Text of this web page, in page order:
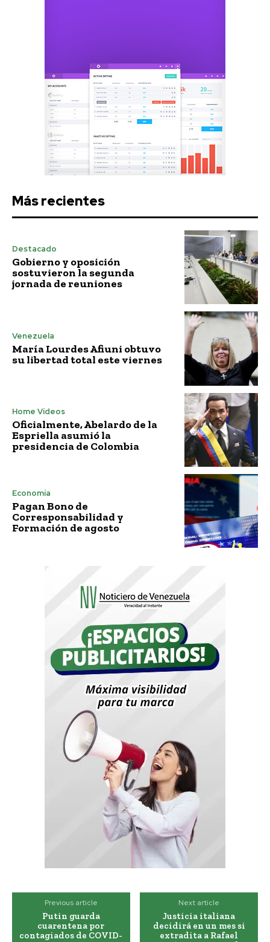
Más recientes
Destacado
Gobierno y oposición
sostuvieron la segunda
jornada de reuniones
Venezuela
María Lourdes Afiuni obtuvo
su libertad total este viernes
Home Vídeos
Oficialmente, Abelardo de la
Espriella asumió la
presidencia de Colombia
Economía
Pagan Bono de
Corresponsabilidad y
Formación de agosto
Previous article
Putin guarda
cuarentena por
contagiados de COVID-
Next article
Justicia italiana
decidirá en un mes si
extradita a Rafael